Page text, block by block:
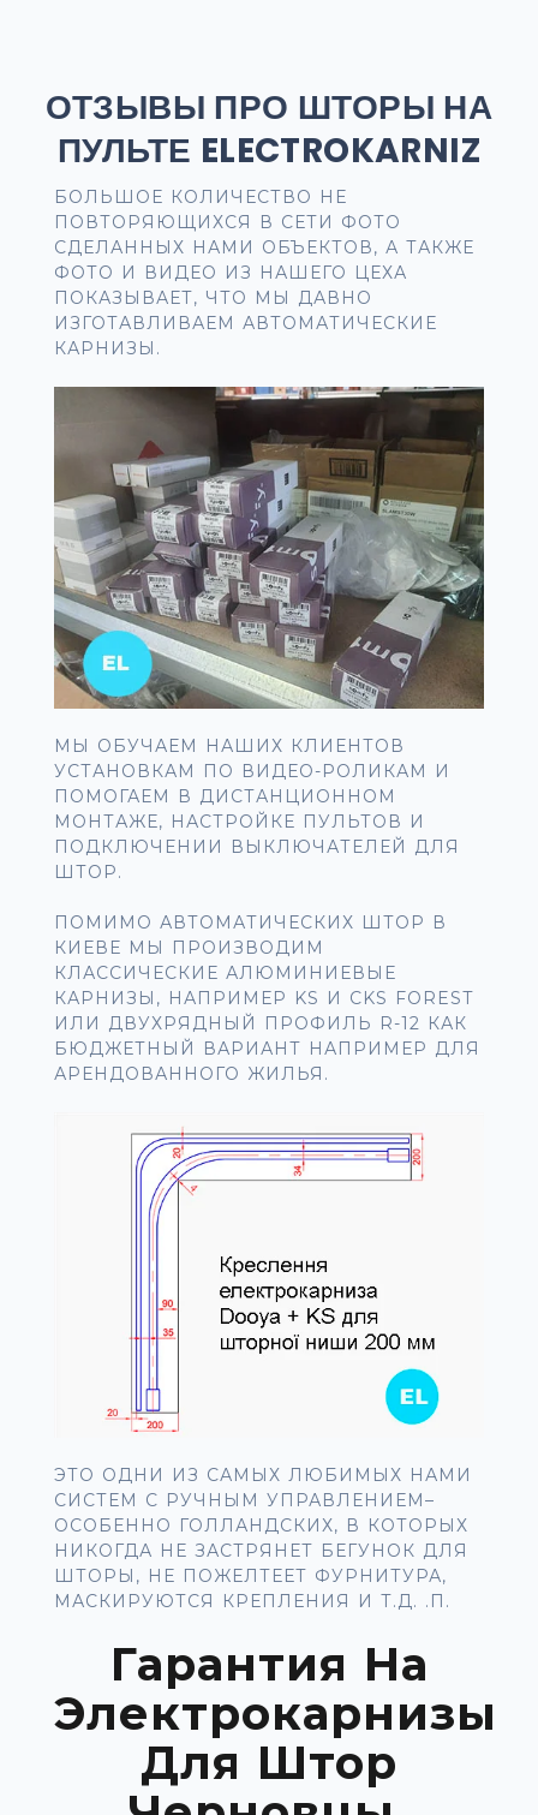
ОТЗЫВЫ ПРО ШТОРЫ НА
ПУЛЬТЕ ELECTROKARNIZ
БОЛЬШОЕ КОЛИЧЕСТВО НЕ
ПОВТОРЯЮЩИХСЯ В СЕТИ ФОТО
СДЕЛАННЫХ НАМИ ОБЪЕКТОВ, А ТАКЖЕ
ФОТО И ВИДЕО ИЗ НАШЕГО ЦЕХА
ПОКАЗЫВАЕТ, ЧТО МЫ ДАВНО
ИЗГОТАВЛИВАЕМ АВТОМАТИЧЕСКИЕ
КАРНИЗЫ.
МЫ ОБУЧАЕМ НАШИХ КЛИЕНТОВ
УСТАНОВКАМ ПО ВИДЕО-РОЛИКАМ И
ПОМОГАЕМ В ДИСТАНЦИОННОМ
МОНТАЖЕ, НАСТРОЙКЕ ПУЛЬТОВ И
ПОДКЛЮЧЕНИИ ВЫКЛЮЧАТЕЛЕЙ ДЛЯ
ШТОР.
ПОМИМО АВТОМАТИЧЕСКИХ ШТОР В
КИЕВЕ МЫ ПРОИЗВОДИМ
КЛАССИЧЕСКИЕ АЛЮМИНИЕВЫЕ
КАРНИЗЫ, НАПРИМЕР KS И CKS FOREST
ИЛИ ДВУХРЯДНЫЙ ПРОФИЛЬ R-12 КАК
БЮДЖЕТНЫЙ ВАРИАНТ НАПРИМЕР ДЛЯ
АРЕНДОВАННОГО ЖИЛЬЯ.
ЭТО ОДНИ ИЗ САМЫХ ЛЮБИМЫХ НАМИ
СИСТЕМ С РУЧНЫМ УПРАВЛЕНИЕМ–
ОСОБЕННО ГОЛЛАНДСКИХ, В КОТОРЫХ
НИКОГДА НЕ ЗАСТРЯНЕТ БЕГУНОК ДЛЯ
ШТОРЫ, НЕ ПОЖЕЛТЕЕТ ФУРНИТУРА,
МАСКИРУЮТСЯ КРЕПЛЕНИЯ И Т.Д. .П.
Гарантия На
Электрокарнизы
Для Штор